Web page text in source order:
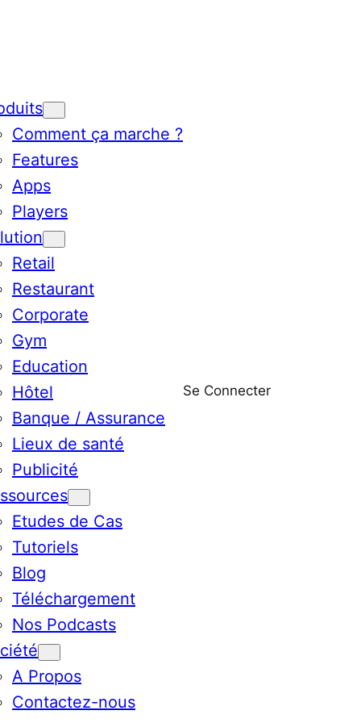
Comment ça marche ?
Features
Apps
Players
Retail
Restaurant
Corporate
Gym
Education
Hôtel
Banque / Assurance
Lieux de santé
Publicité
Etudes de Cas
Tutoriels
Blog
Téléchargement
Nos Podcasts
A Propos
Contactez-nous
Se Connecter